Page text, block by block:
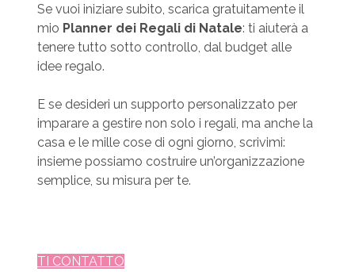
Se vuoi iniziare subito, scarica gratuitamente il
mio Planner dei Regali di Natale: ti aiuterà a
tenere tutto sotto controllo, dal budget alle
idee regalo.
E se desideri un supporto personalizzato per
imparare a gestire non solo i regali, ma anche la
casa e le mille cose di ogni giorno, scrivimi:
insieme possiamo costruire un’organizzazione
semplice, su misura per te.
TI CONTATTO